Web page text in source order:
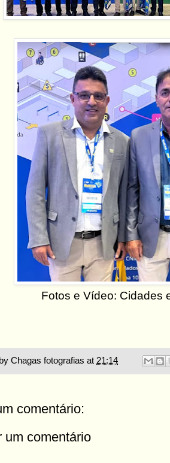
Fotos e Vídeo: Cidades
Chagas fotografias at 21:14
comentário:
um comentário